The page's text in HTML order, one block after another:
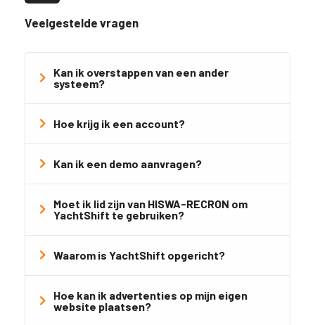
Veelgestelde vragen
Kan ik overstappen van een ander
systeem?
Hoe krijg ik een account?
Kan ik een demo aanvragen?
Moet ik lid zijn van HISWA-RECRON om
YachtShift te gebruiken?
Waarom is YachtShift opgericht?
Hoe kan ik advertenties op mijn eigen
website plaatsen?